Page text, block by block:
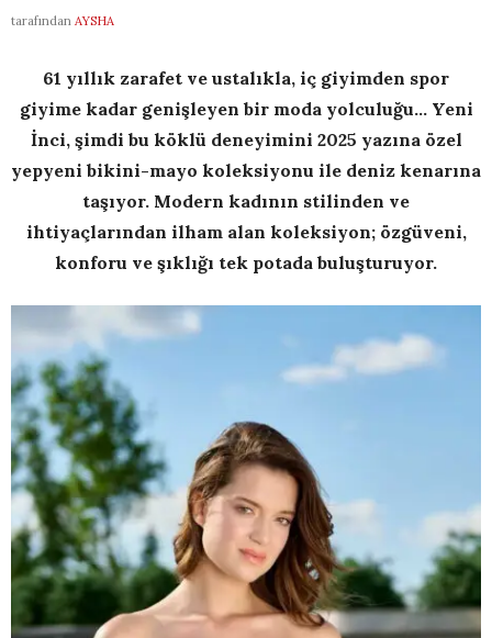
tarafından AYSHA
61 yıllık zarafet ve ustalıkla, iç giyimden spor
giyime kadar genişleyen bir moda yolculuğu… Yeni
İnci, şimdi bu köklü deneyimini 2025 yazına özel
yepyeni bikini-mayo koleksiyonu ile deniz kenarına
taşıyor. Modern kadının stilinden ve
ihtiyaçlarından ilham alan koleksiyon; özgüveni,
konforu ve şıklığı tek potada buluşturuyor.